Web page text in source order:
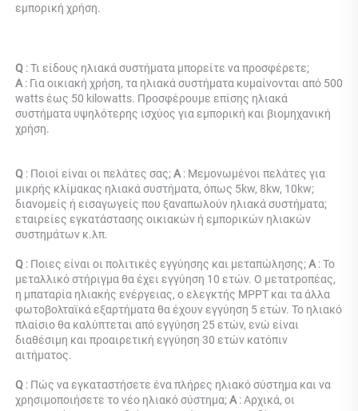
εμπορική χρήση.
Q : Τι είδους ηλιακά συστήματα μπορείτε να προσφέρετε;
Α : Για οικιακή χρήση, τα ηλιακά συστήματα κυμαίνονται από 500
watts έως 50 kilowatts. Προσφέρουμε επίσης ηλιακά
συστήματα υψηλότερης ισχύος για εμπορική και βιομηχανική
χρήση.
Q : Ποιοί είναι οι πελάτες σας; Α : Μεμονωμένοι πελάτες για
μικρής κλίμακας ηλιακά συστήματα, όπως 5kw, 8kw, 10kw;
διανομείς ή εισαγωγείς που ξαναπωλούν ηλιακά συστήματα;
εταιρείες εγκατάστασης οικιακών ή εμπορικών ηλιακών
συστημάτων κ.λπ.
Q : Ποιες είναι οι πολιτικές εγγύησης και μεταπώλησης; Α : Το
μεταλλικό στήριγμα θα έχει εγγύηση 10 ετών. Ο μετατροπέας,
η μπαταρία ηλιακής ενέργειας, ο ελεγκτής MPPT και τα άλλα
φωτοβολταϊκά εξαρτήματα θα έχουν εγγύηση 5 ετών. Το ηλιακό
πλαίσιο θα καλύπτεται από εγγύηση 25 ετών, ενώ είναι
διαθέσιμη και προαιρετική εγγύηση 30 ετών κατόπιν
αιτήματος.
Q : Πώς να εγκαταστήσετε ένα πλήρες ηλιακό σύστημα και να
χρησιμοποιήσετε το νέο ηλιακό σύστημα; Α : Αρχικά, οι